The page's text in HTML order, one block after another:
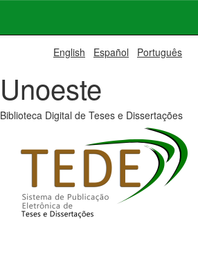
English Español Português
Unoeste
Biblioteca Digital de Teses e Dissertações